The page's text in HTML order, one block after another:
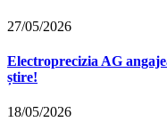
27/05/2026
Electroprecizia AG
știre!
18/05/2026